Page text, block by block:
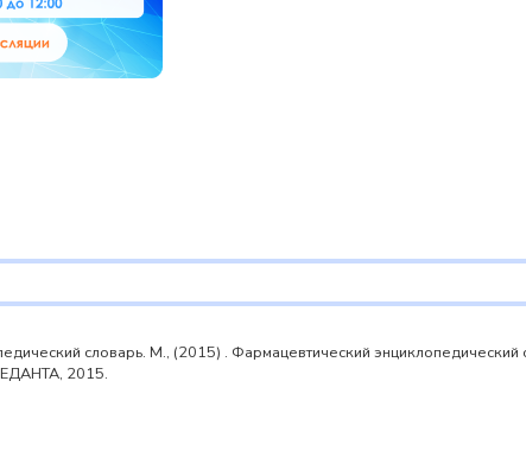
словарь. М., (2015) . Фармацевтический
2015.